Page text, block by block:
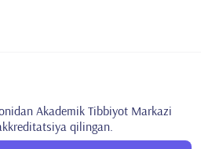
Akademik Tibbiyot Markazi
qilingan.